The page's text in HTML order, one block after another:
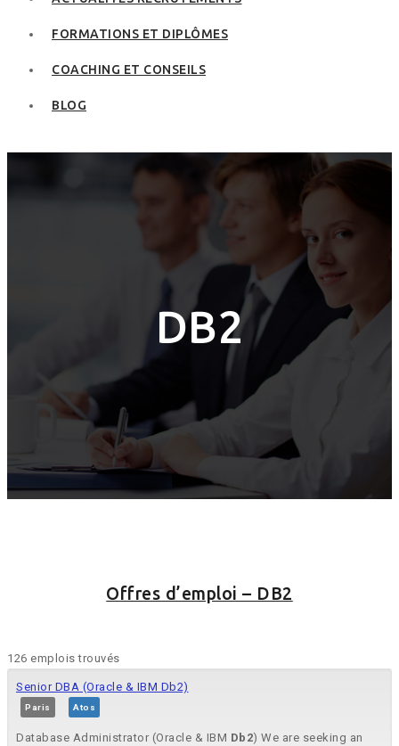
FORMATIONS ET DIPLÔMES
COACHING ET CONSEILS
BLOG
DB2
Offres d’emploi – DB2
126 emplois trouvés
Senior DBA (Oracle & IBM Db2)
Paris Atos
Database Administrator (Oracle & IBM Db2) We are seeking an